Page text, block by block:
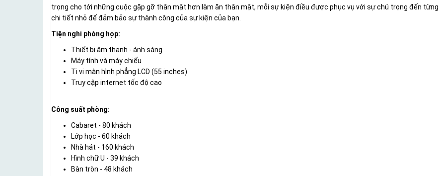
trọng cho tới những cuộc gặp gỡ thân mật hơn làm ăn thân mật, mỗi sự kiện điều được phục vụ với sự chú trọng đến từng
chi tiết nhỏ để đảm bảo sự thành công của sự kiện của bạn.
Tiện nghi phòng họp:
Thiết bị âm thanh - ánh sáng
Máy tính và máy chiếu
Ti vi màn hình phẳng LCD (55 inches)
Truy cập internet tốc độ cao
Công suất phòng:
Cabaret - 80 khách
Lớp học - 60 khách
Nhà hát - 160 khách
Hình chữ U - 39 khách
Bàn tròn - 48 khách